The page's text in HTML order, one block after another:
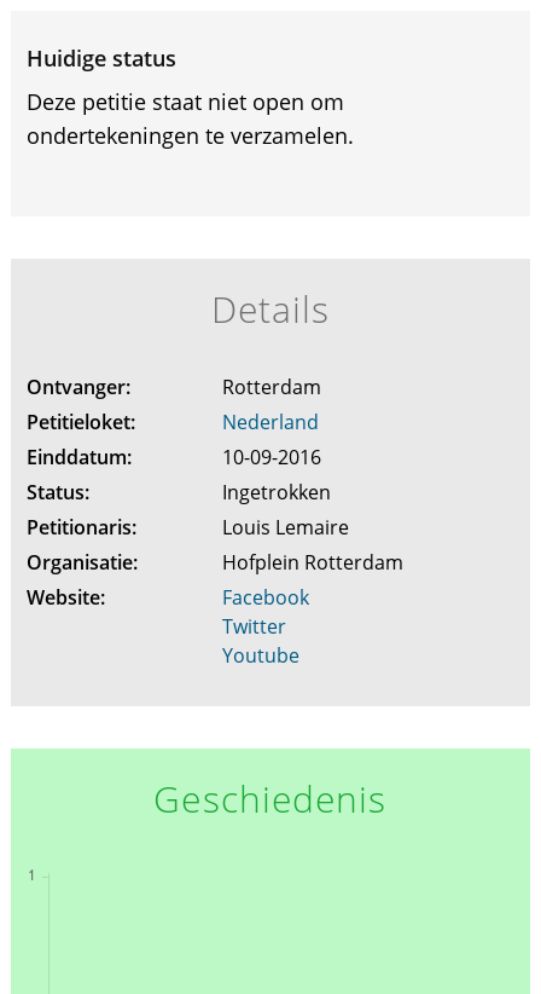
Huidige status
Deze petitie staat niet open om
ondertekeningen te verzamelen.
Details
Ontvanger:
Rotterdam
Petitieloket:
Nederland
Einddatum:
10-09-2016
Status:
Ingetrokken
Petitionaris:
Louis Lemaire
Organisatie:
Hofplein Rotterdam
Website:
Facebook
Twitter
Youtube
Geschiedenis